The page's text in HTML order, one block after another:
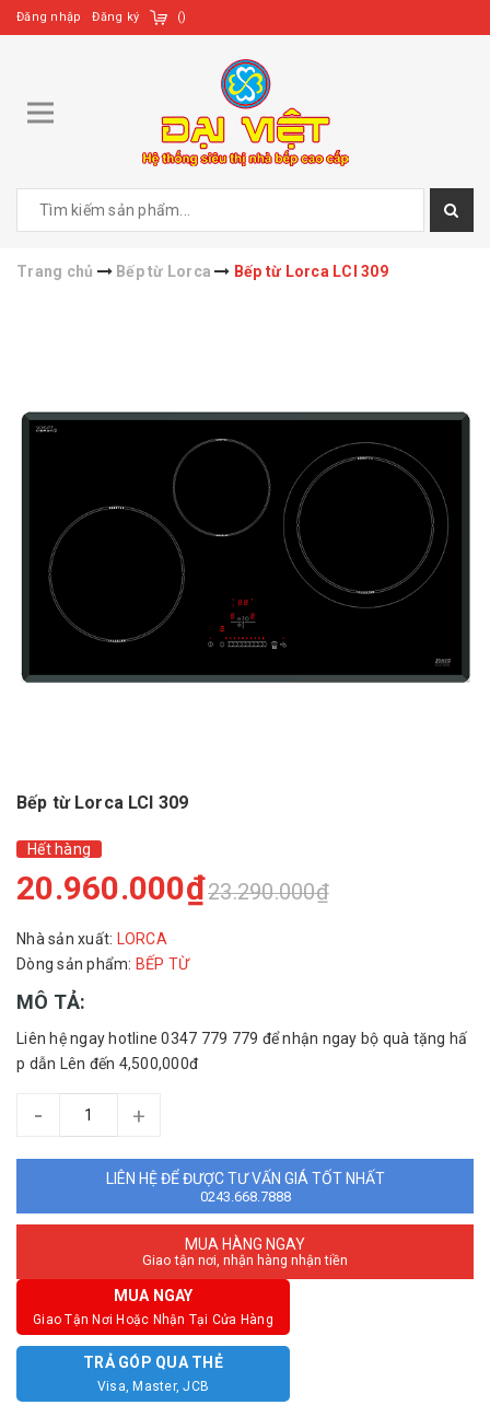
Đăng nhập Đăng ký ()
Trang chủ Bếp từ Lorca Bếp từ Lorca LCI 309
Bếp từ Lorca LCI 309
Hết hàng
20.960.000₫23.290.000₫
Nhà sản xuất: LORCA
Dòng sản phẩm: BẾP TỪ
MÔ TẢ:
Liên hệ ngay hotline 0347 779 779 để nhận ngay bộ quà tặng hấ
p dẫn Lên đến 4,500,000đ
- +
LIÊN HỆ ĐỂ ĐƯỢC TƯ VẤN GIÁ TỐT NHẤT
0243.668.7888
MUA HÀNG NGAY
Giao tận nơi, nhận hàng nhận tiền
MUA NGAY
Giao Tận Nơi Hoặc Nhận Tại Cửa Hàng
TRẢ GÓP QUA THẺ
Visa, Master, JCB